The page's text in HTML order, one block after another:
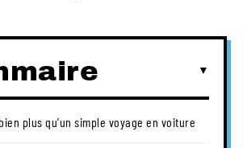
plus qu’un simple voyage en voiture